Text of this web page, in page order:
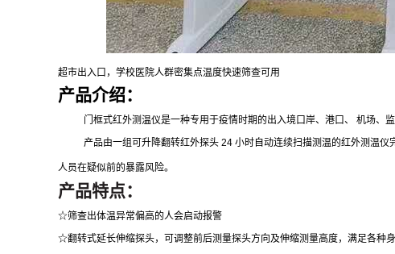
超市出入口，学校医院人群密集点温度快速筛查可用
产品介绍：
门框式红外测温仪是一种专用于疫情时期的出入境口岸、港口、 机场、
产品由一组可升降翻转红外探头 24 小时自动连续扫描测温的红外测温仪
人员在疑似前的暴露风险。
产品特点：
☆筛查出体温异常偏高的人会启动报警
☆翻转式延长伸缩探头，可调整前后测量探头方向及伸缩测量高度，满足各种